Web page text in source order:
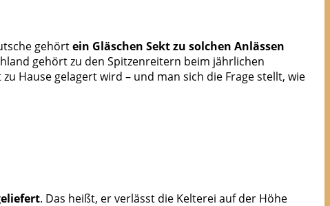
gehörtein Gläschen Sekt zu solchen Anlässen
gehört zu den Spitzenreitern beim jährlichen
Hause gelagert wird – und man sich die Frage stellt, wie
. Das heißt, er verlässt die Kelterei auf der Höhe